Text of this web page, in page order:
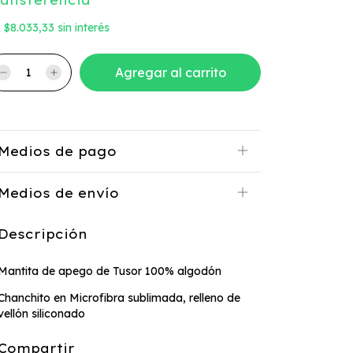
$8.033,33 sin interés
de pago
de envío
de apego de Tusor 100% algodón
en Microfibra sublimada, relleno de
siliconado